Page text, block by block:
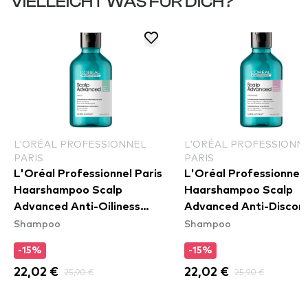
L'ORÉAL PROFESSIONNEL
PARIS
L'Oréal Professionnel Paris
Haarshampoo Scalp
Advanced Anti-Oiliness
Dermo-Purifier Shampoo
Shampoo
-15%
22,02 € 25,90 €
L'ORÉAL
PARIS
L'Oréal Professionnel
Haarshampoo Scalp
Advanced Anti-
Dermo-Regulator
Shampoo
-15%
22,02 € 25,90 €